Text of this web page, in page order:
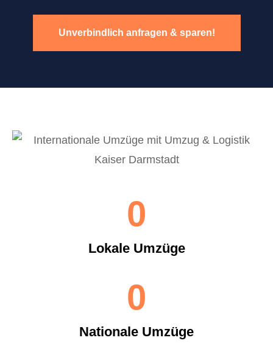
Unverbindlich anfragen & sparen!
Lokale Umzüge
0
Nationale Umzüge
0